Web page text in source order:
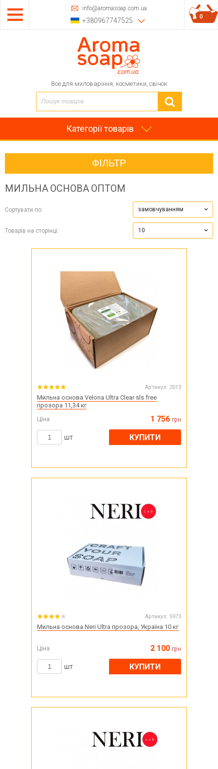
info@aromasoap.com.ua
+380967747525
Все для миловаріння, косметики, свічок
0
Категорії товарів
ФІЛЬТР
МИЛЬНА ОСНОВА ОПТОМ
Сортувати по: замовчуванням
Товарів на сторінці: 10
Артикул: 2013
Мильна основа Velona Ultra Clear sls free
прозора 11,34 кг
Ціна
1 756 грн
шт КУПИТИ
Артикул: 5973
Мильна основа Neri Ultra прозора, Україна 10 кг
Ціна 2 100 грн
шт КУПИТИ